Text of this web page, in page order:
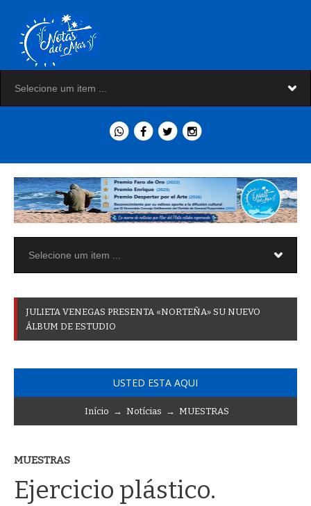
JULIETA VENEGAS PRESENTA «NORTEÑA» SU NUEVO
ÁLBUM DE ESTUDIO
USTED ESTA AQUI
Início → Notícias → MUESTRAS
MUESTRAS
Ejercicio plástico.